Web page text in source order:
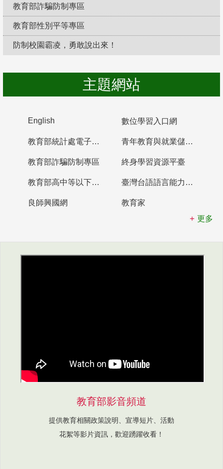
教育部詐騙防制專區
教育部性別平等專區
防制校園霸凌，勇敢說出來！
主題網站
English 數位學習入口網
教育部統計處電子書櫃 青年教育與就業儲蓄帳戶
教育部詐騙防制專區 終身學習資源平臺
教育部高中等以下學校及幼兒園教師資格檢定考試 臺灣台語語言能力認證網站
良師興國網
教育家
更多
教育部影音頻道
提供教育相關政策說明、宣導短片、活動
花絮等影片資訊，歡迎踴躍收看！